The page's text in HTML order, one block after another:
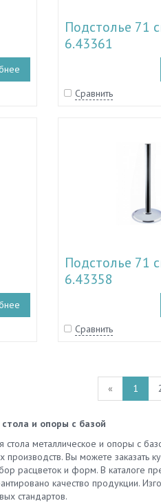
Подстолье 71
6.43361
Сравнить
Подстолье 71
6.43358
Сравнить
« 1
и опоры с базой
стола металлическое и опоры с
Вы можете заказать
расцветок и форм. В каталоге
качество продукции.
стандартов.